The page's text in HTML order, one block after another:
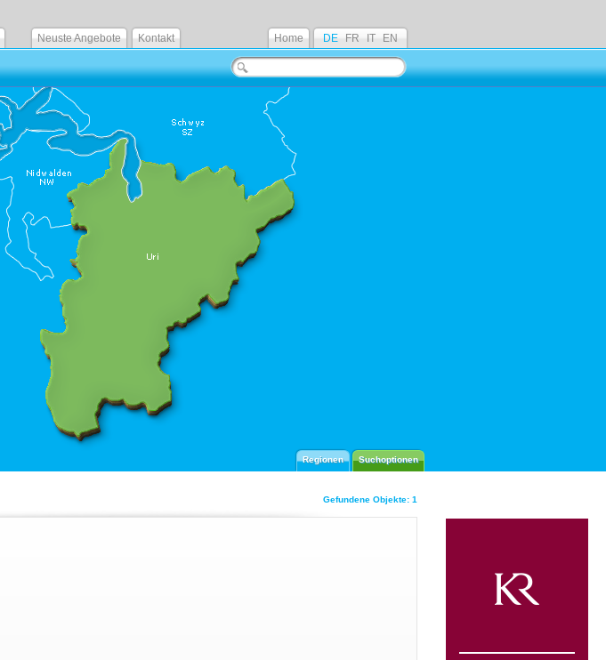
Neuste Angebote Kontakt Home DE FR IT EN
Suchoptionen
Regionen
Gefundene Objekte: 1